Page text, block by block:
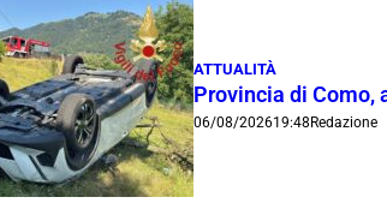
ATTUALITÀ
Provincia di Como,
06/08/202619:48 Redazione